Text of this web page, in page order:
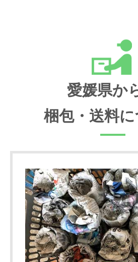
愛媛県か
梱包・送料